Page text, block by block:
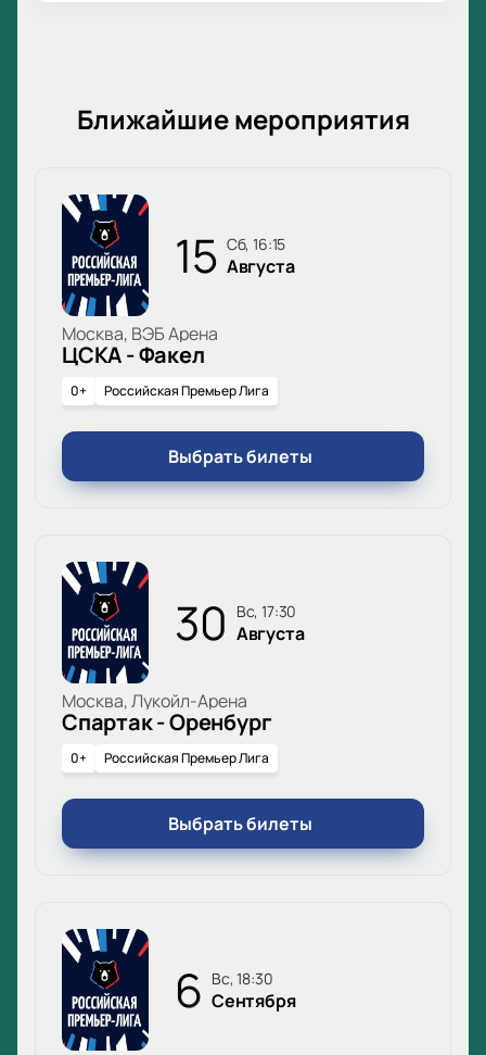
Ближайшие мероприятия
15 сб, 16:15
Августа
Москва, ВЭБ Арена
ЦСКА - Факел
0+ Российская Премьер Лига
Выбрать билеты
30 вс, 17:30
Августа
Москва, Лукойл-Арена
Спартак - Оренбург
0+ Российская Премьер Лига
Выбрать билеты
6 вс, 18:30
Сентября